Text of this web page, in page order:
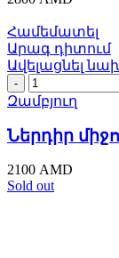
quantity
Համեմատել
Արագ դիտում
Ավելացնել
Ներդիր
միջուկի
Code
Deco
DP-
C-
22-
GRF
Զամբյուղ
Ներդիր
2100 AMD
Sold out